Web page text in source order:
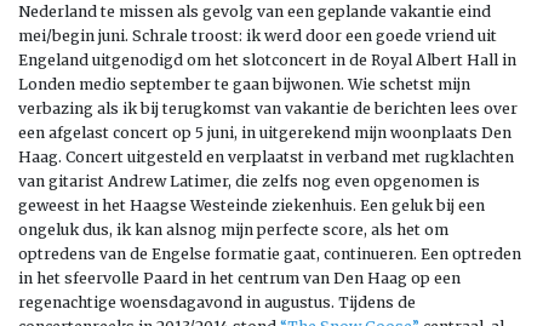
Nederland te missen als gevolg van een geplande vakantie eind
mei/begin juni. Schrale troost: ik werd door een goede vriend uit
Engeland uitgenodigd om het slotconcert in de Royal Albert Hall in
Londen medio september te gaan bijwonen. Wie schetst mijn
verbazing als ik bij terugkomst van vakantie de berichten lees over
een afgelast concert op 5 juni, in uitgerekend mijn woonplaats Den
Haag. Concert uitgesteld en verplaatst in verband met rugklachten
van gitarist Andrew Latimer, die zelfs nog even opgenomen is
geweest in het Haagse Westeinde ziekenhuis. Een geluk bij een
ongeluk dus, ik kan alsnog mijn perfecte score, als het om
optredens van de Engelse formatie gaat, continueren. Een optreden
in het sfeervolle Paard in het centrum van Den Haag op een
regenachtige woensdagavond in augustus. Tijdens de